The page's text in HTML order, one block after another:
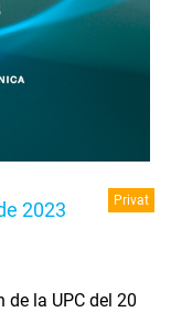
2023 Privat
de la UPC del 20